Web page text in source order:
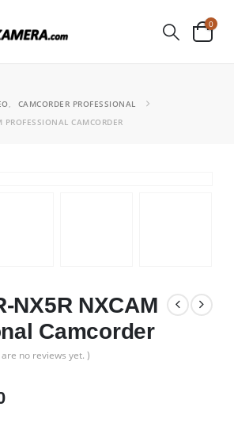
0
,
CAMCORDER PROFESSIONAL
CAMCORDER
NX5R NXCAM
Camcorder
no reviews yet. )